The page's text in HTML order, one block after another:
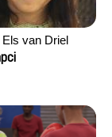
van Driel